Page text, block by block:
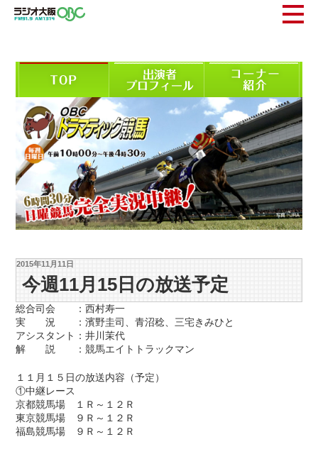
2015年11月11日
今週11月15日の放送予定
総合司会 ：西村寿一
実 況 ：濱野圭司、青沼稔、三宅きみひと
アシスタント：井川茉代
解 説 ：競馬エイトトラックマン
１１月１５日の放送内容（予定）
①中継レース
京都競馬場 １Ｒ～１２Ｒ
東京競馬場 ９Ｒ～１２Ｒ
福島競馬場 ９Ｒ～１２Ｒ